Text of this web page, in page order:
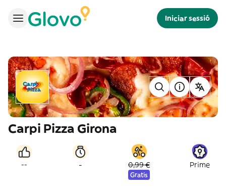
Iniciar sessió
Carpi Pizza Girona
-- - 0,99 €
Gratis
Prime